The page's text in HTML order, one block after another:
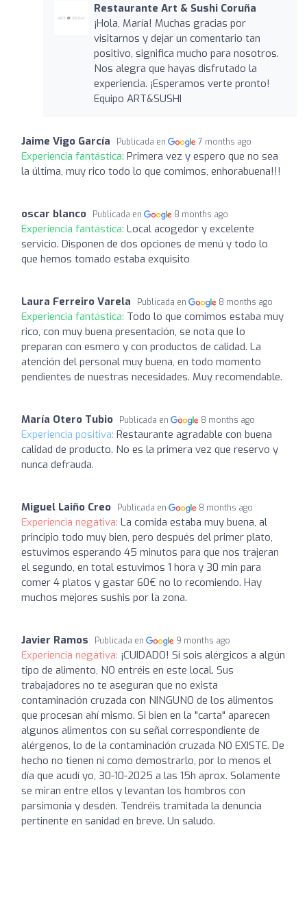
Restaurante Art & Sushi Coruña
¡Hola, María! Muchas gracias por
visitarnos y dejar un comentario tan
positivo, significa mucho para nosotros.
Nos alegra que hayas disfrutado la
experiencia. ¡Esperamos verte pronto!
Equipo ART&SUSHI
Jaime Vigo García Publicada en 7 months ago
Experiencia fantástica: Primera vez y espero que no sea
la última, muy rico todo lo que comimos, enhorabuena!!!
oscar blanco Publicada en 8 months ago
Experiencia fantástica: Local acogedor y excelente
servicio. Disponen de dos opciones de menú y todo lo
que hemos tomado estaba exquisito
Laura Ferreiro Varela Publicada en 8 months ago
Experiencia fantástica: Todo lo que comimos estaba muy
rico, con muy buena presentación, se nota que lo
preparan con esmero y con productos de calidad. La
atención del personal muy buena, en todo momento
pendientes de nuestras necesidades. Muy recomendable.
María Otero Tubio Publicada en 8 months ago
Experiencia positiva: Restaurante agradable con buena
calidad de producto. No es la primera vez que reservo y
nunca defrauda.
Miguel Laiño Creo Publicada en 8 months ago
Experiencia negativa: La comida estaba muy buena, al
principio todo muy bien, pero después del primer plato,
estuvimos esperando 45 minutos para que nos trajeran
el segundo, en total estuvimos 1 hora y 30 min para
comer 4 platos y gastar 60€ no lo recomiendo. Hay
muchos mejores sushis por la zona.
Javier Ramos Publicada en 9 months ago
Experiencia negativa: ¡CUIDADO! Si sois alérgicos a algún
tipo de alimento, NO entréis en este local. Sus
trabajadores no te aseguran que no exista
contaminación cruzada con NINGUNO de los alimentos
que procesan ahí mismo. Si bien en la "carta" aparecen
algunos alimentos con su señal correspondiente de
alérgenos, lo de la contaminación cruzada NO EXISTE. De
hecho no tienen ni como demostrarlo, por lo menos el
día que acudí yo, 30-10-2025 a las 15h aprox. Solamente
se miran entre ellos y levantan los hombros con
parsimonia y desdén. Tendréis tramitada la denuncia
pertinente en sanidad en breve. Un saludo.